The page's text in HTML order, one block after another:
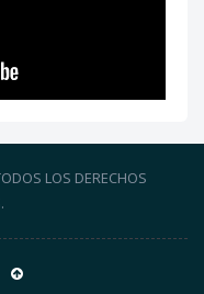
LOS DERECHOS